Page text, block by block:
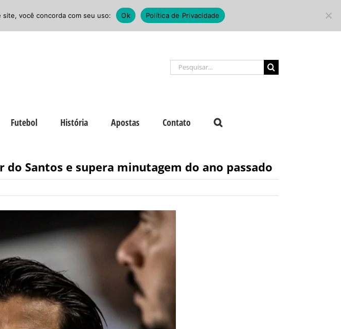
Buscar
resultados
Futebol História Apostas Contato
Santos e supera minutagem do ano passado
você concorda com seu uso: Ok Política de Privacidade